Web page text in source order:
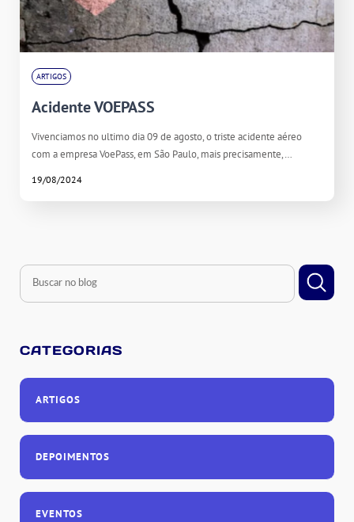
ARTIGOS
Acidente VOEPASS
Vivenciamos no ultimo dia 09 de agosto, o triste acidente aéreo
com a empresa VoePass, em São Paulo, mais precisamente,…
19/08/2024
CATEGORIAS
ARTIGOS
DEPOIMENTOS
EVENTOS